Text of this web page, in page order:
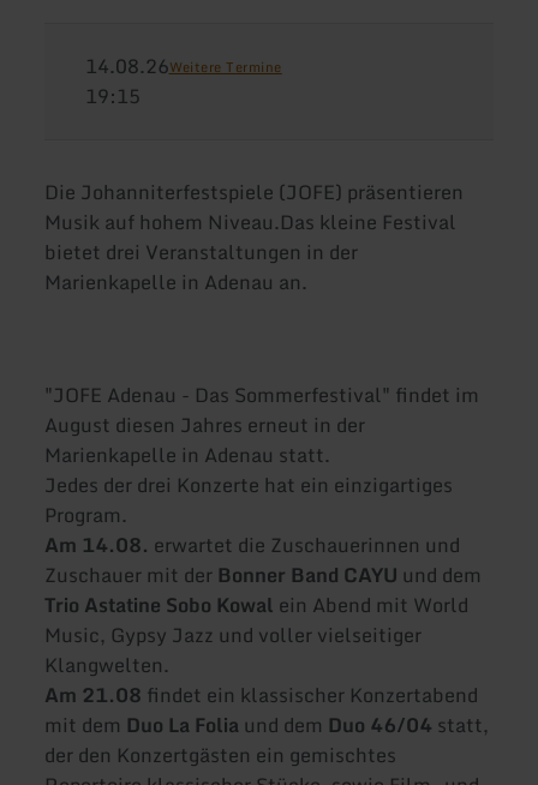
14.08.26Weitere Termine
19:15
Die Johanniterfestspiele (JOFE) präsentieren
Musik auf hohem Niveau.Das kleine Festival
bietet drei Veranstaltungen in der
Marienkapelle in Adenau an.
"JOFE Adenau - Das Sommerfestival" findet im
August diesen Jahres erneut in der
Marienkapelle in Adenau statt.
Jedes der drei Konzerte hat ein einzigartiges
Program.
Am 14.08. erwartet die Zuschauerinnen und
Zuschauer mit der Bonner Band CAYU und dem
Trio Astatine Sobo Kowal ein Abend mit World
Music, Gypsy Jazz und voller vielseitiger
Klangwelten.
Am 21.08 findet ein klassischer Konzertabend
mit dem Duo La Foliaund dem Duo 46/04 statt,
der den Konzertgästen ein gemischtes